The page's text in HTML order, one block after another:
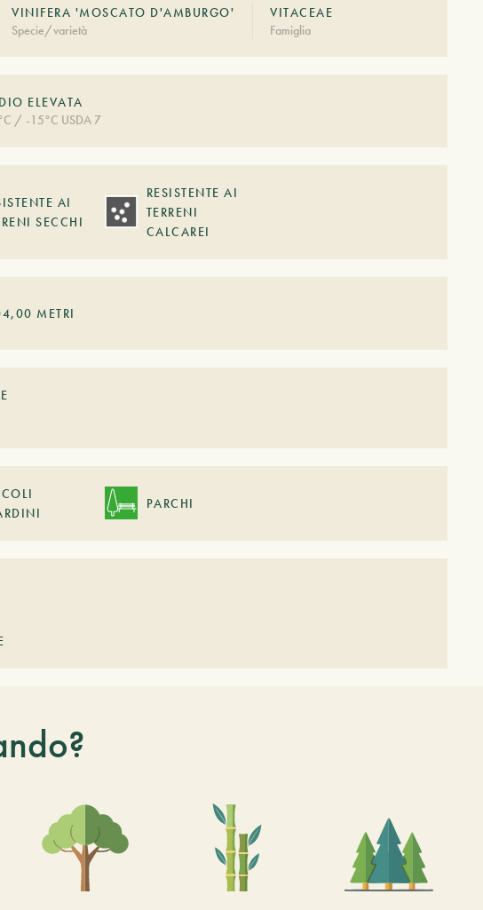
VINIFERA 'MOSCATO D'AMBURGO'
Specie/varietà
VITACEAE
Famiglia
ELEVATA
/ -15°C USDA 7
AI
SECCHI
RESISTENTE AI
TERRENI
CALCAREI
METRI
PARCHI